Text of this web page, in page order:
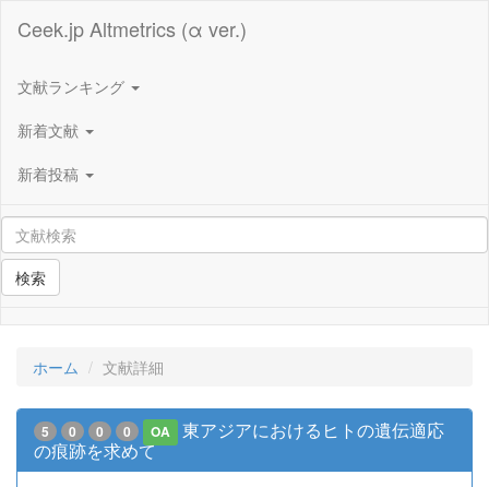
Ceek.jp Altmetrics (α ver.)
文献ランキング
新着文献
新着投稿
検索
ホーム 文献詳細
5 0 0 0 OA
東アジアにおけるヒトの遺伝適応
の痕跡を求めて